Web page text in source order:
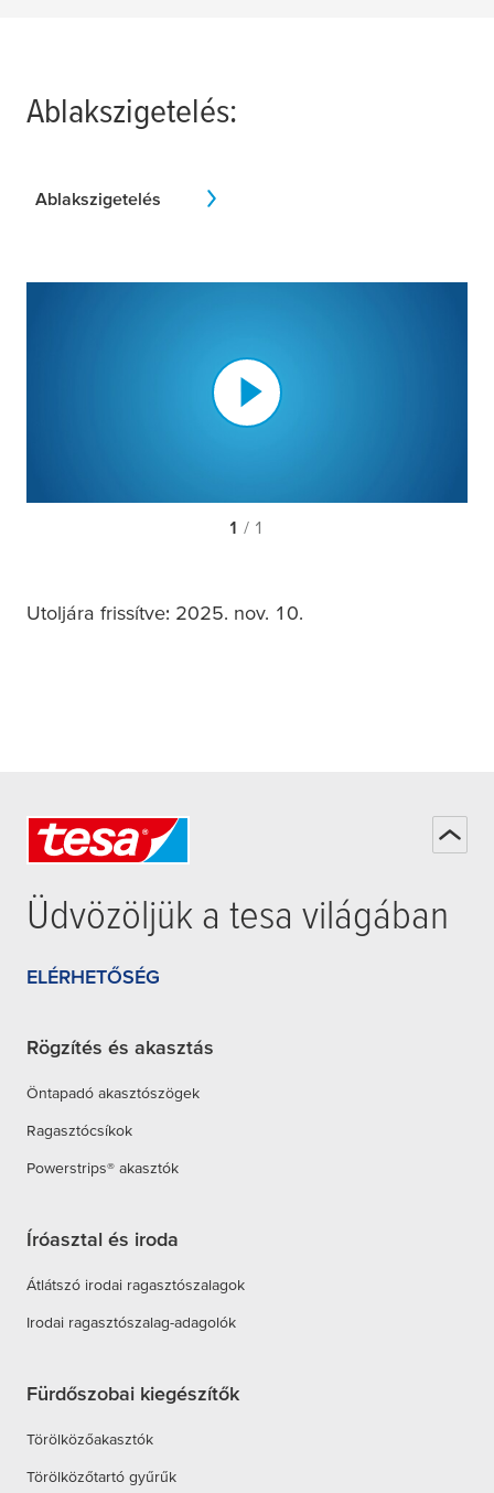
Ablakszigetelés:
Ablakszigetelés
1 / 1
Utoljára frissítve: 2025. nov. 10.
Üdvözöljük a tesa világában
ELÉRHETŐSÉG
Rögzítés és akasztás
Öntapadó akasztószögek
Ragasztócsíkok
Powerstrips® akasztók
Íróasztal és iroda
Átlátszó irodai ragasztószalagok
Irodai ragasztószalag-adagolók
Fürdőszobai kiegészítők
Törölközőakasztók
Törölközőtartó gyűrűk